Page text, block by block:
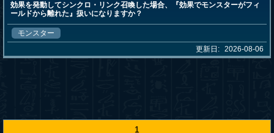
効果を発動してシンクロ・リンク召喚した場合、『効果でモンスターがフィ
ールドから離れた』扱いになりますか？
モンスター
更新日: 2026-08-06
1